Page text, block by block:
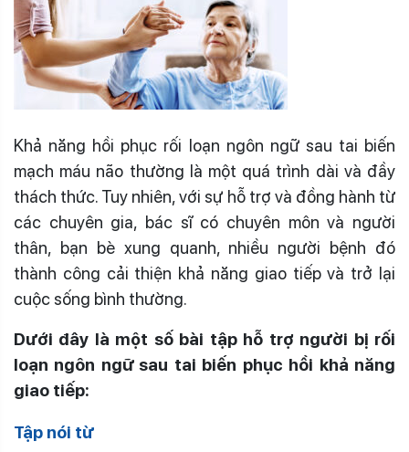
Khả năng hồi phục rối loạn ngôn ngữ sau tai biến
mạch máu não thường là một quá trình dài và đầy
thách thức. Tuy nhiên, với sự hỗ trợ và đồng hành từ
các chuyên gia, bác sĩ có chuyên môn và người
thân, bạn bè xung quanh, nhiều người bệnh đó
thành công cải thiện khả năng giao tiếp và trở lại
cuộc sống bình thường.
Dưới đây là một số bài tập hỗ trợ người bị rối
loạn ngôn ngữ sau tai biến phục hồi khả năng
giao tiếp:
Tập nói từ